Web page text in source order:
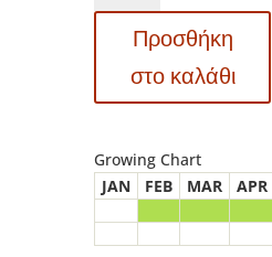
–
Ντάλια
Perfection
Προσθήκη
στο καλάθι
Growing Chart
JAN
FEB MAR APR